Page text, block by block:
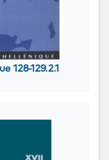
128-129.2.1